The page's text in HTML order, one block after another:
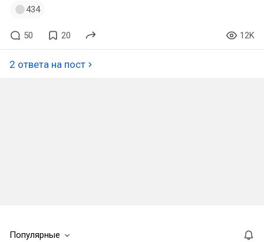
434
50 20 12K
2 ответа на пост
Популярные